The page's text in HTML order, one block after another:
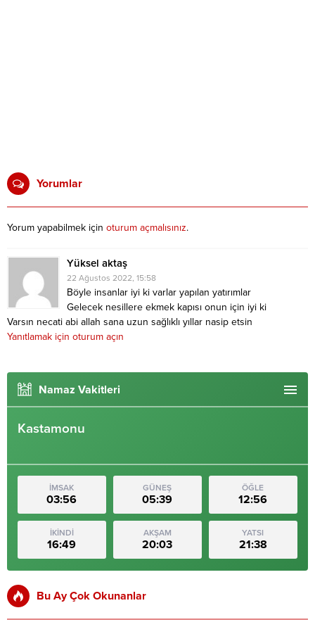
Yorumlar
Yorum yapabilmek için oturum açmalısınız.
Yüksel aktaş
22 Ağustos 2022, 15:58
Böyle insanlar iyi ki varlar yapılan yatırımlar
Gelecek nesillere ekmek kapısı onun için iyi ki
Varsın necati abi allah sana uzun sağlıklı yıllar nasip etsin
Yanıtlamak için oturum açın
Namaz Vakitleri
Kastamonu
İMSAK
03:56
GÜNEŞ
05:39
ÖĞLE
12:56
İKİNDİ
16:49
AKŞAM
20:03
YATSI
21:38
Bu Ay Çok Okunanlar